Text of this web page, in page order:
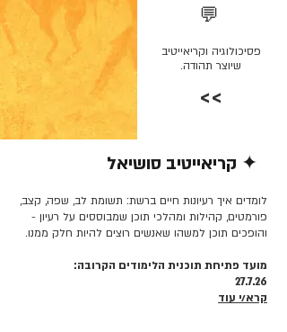
💬
פסיכולוגיה וקריאייטיב
שיוצר תהודה.
>>
✦ קריאייטיב סושיאל
לומדים איך רעיונות חיים ברשת: תשומת לב, שפה, קצב,
פורמטים, קהילות ומהלכי תוכן שמבוססים על רעיון -
והופכים תוכן למשהו שאנשים רוצים להיות חלק ממנו.
מועד פתיחת תוכנית הלימודים הקרובה:
27.7.26
קרא/י עוד